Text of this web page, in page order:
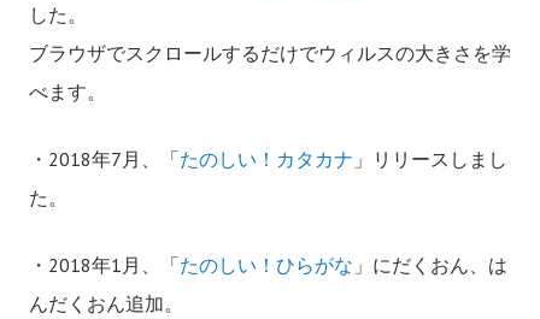
した。
ブラウザでスクロールするだけでウィルスの大きさを学
べます。
・2018年7月、「たのしい！カタカナ 」リリースしまし
た。
​・2018年1月、「たのしい！ひらがな 」にだくおん、は
んだくおん追加。